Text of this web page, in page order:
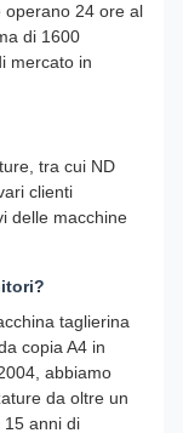
operano 24 ore al
di 1600
mercato in
tra cui ND
clienti
delle macchine
taglierina
copia A4 in
abbiamo
da oltre un
15 anni di